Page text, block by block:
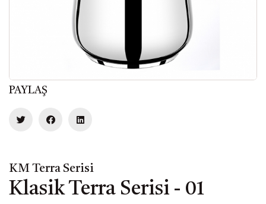
PAYLAŞ
KM Terra Serisi
Klasik Terra Serisi - 01